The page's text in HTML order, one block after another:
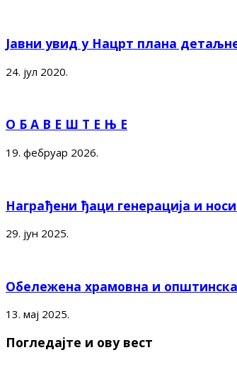
Јавни увид у Нацрт плана
24. јул 2020.
О Б А В Е Ш Т Е Њ Е
19. фебруар 2026.
Награђени ђаци генерација и
29. јун 2025.
Обележена храмовна и
13. мај 2025.
Погледајте и ову вест